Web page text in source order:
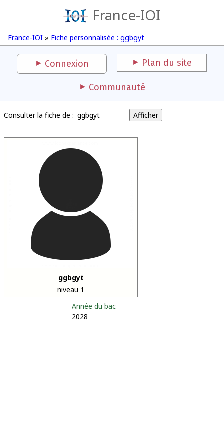
France-IOI
France-IOI » Fiche personnalisée : ggbgyt
Connexion Plan du site
Communauté
Consulter la fiche de :
ggbgyt
niveau 1
Année du bac
2028